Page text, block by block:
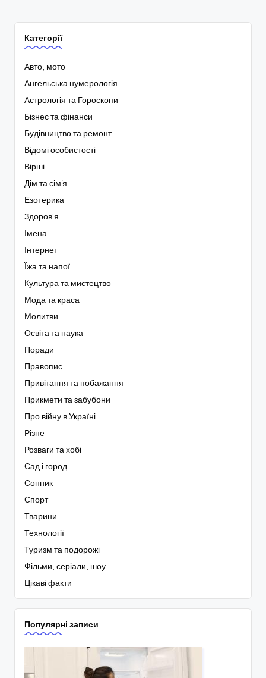
Категорії
Авто, мото
Ангельська нумерологія
Астрологія та Гороскопи
Бізнес та фінанси
Будівництво та ремонт
Відомі особистості
Вірші
Дім та сім'я
Езотерика
Здоров’я
Імена
Інтернет
Їжа та напої
Культура та мистецтво
Мода та краса
Молитви
Освіта та наука
Поради
Правопис
Привітання та побажання
Прикмети та забубони
Про війну в Україні
Різне
Розваги та хобі
Сад і город
Сонник
Спорт
Тварини
Технології
Туризм та подорожі
Фільми, серіали, шоу
Цікаві факти
Популярні записи